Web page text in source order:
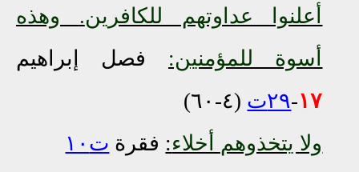
أعلنوا عداوتهم للكافرين. وهذه
أسوة للمؤمنين: فصل إبراهيم
١٧-٢٩ت
(٤-٦٠)
ولا يتخذوهم أخلاء: فقرة ت١٠